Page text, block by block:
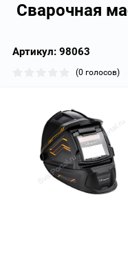
Сварочная
Артикул: 98063
(0 голосов)